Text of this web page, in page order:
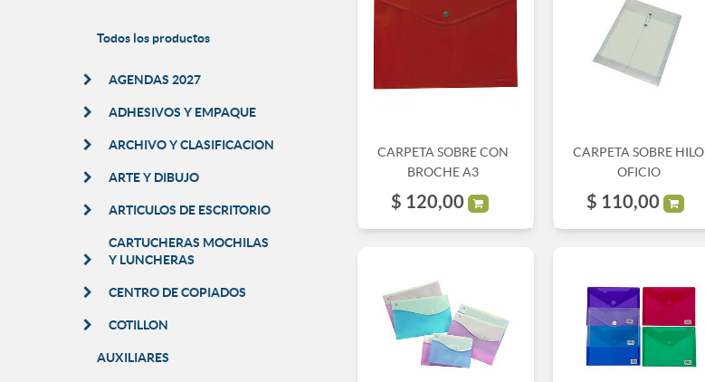
Todos los productos
AGENDAS 2027
ADHESIVOS Y EMPAQUE
ARCHIVO Y CLASIFICACION
ARTE Y DIBUJO
ARTICULOS DE ESCRITORIO
CARTUCHERAS MOCHILAS
Y LUNCHERAS
CENTRO DE COPIADOS
COTILLON
AUXILIARES
CARPETA SOBRE CON
BROCHE A3
$ 120,00
CARPETA SOBRE HILO
OFICIO
$ 110,00